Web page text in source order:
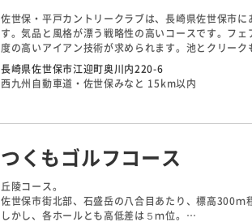
佐世保・平戸カントリークラブは、長崎県佐世保市
す。気品と風格が漂う戦略性の高いコースです。フ
度の高いアイアン技術が求められます。池とクリー
す。ベントの1グリーンは広いため、距離感が試されま
長崎県佐世保市江迎町奥川内220-6
西九州自動車道・佐世保みなと 15km以内
つくもゴルフコース
丘陵コース。
佐世保市街北部、石盛岳の八合目あたり、標高300ｍ
しかし、各ホールとも高低差は５ｍ位。